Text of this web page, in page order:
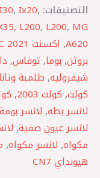
التصنيفات: I30, Ix20,
, L200, L200, MG
A620
, اكسنت HC 2021
بروتن, بوما, توفاس,
شيفروليه, طلمبة
كولت, كولت 2003 ,
لانسر بطه, لانسر بومة
لانسر عيون صفية,
مكواه, لانسر مكواه,
هيونداي CN7